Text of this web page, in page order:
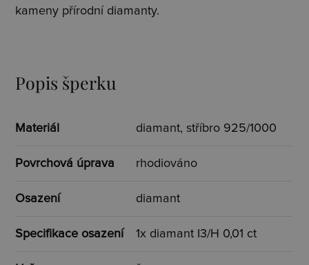
kameny přírodní diamanty.
Popis šperku
Materiál diamant, stříbro 925/1000
Povrchová úprava rhodiováno
Osazení diamant
Specifikace osazení 1x diamant I3/H 0,01 ct